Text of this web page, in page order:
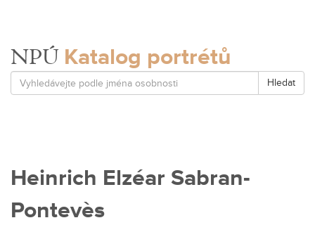
NPÚ Katalog portrétů
Hledat
Heinrich Elzéar Sabran-
Pontevès